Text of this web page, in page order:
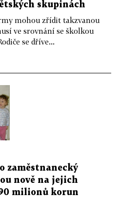
skupinách
mohou zřídit takzvanou
ve srovnání se školkou
se dříve...
zaměstnanecký
nově na jejich
milionů korun